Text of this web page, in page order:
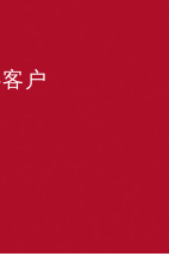
户